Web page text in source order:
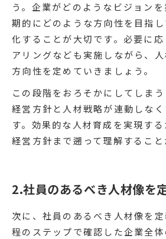
う。企業がどのようなビジョン
期的にどのような方向性を目指
化することが大切です。必要に
アリングなども実施しながら、
方向性を定めていきましょう。
この段階をおろそかにしてしま
経営方針と人材戦略が連動しな
す。効果的な人材育成を実現す
経営方針まで遡って理解すること
2.社員のあるべき人材像を
次に、社員のあるべき人材像を
程のステップで確認した企業全